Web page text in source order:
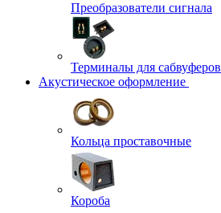
Преобразователи сигнала
Терминалы для сабвуферов
Акустическое оформление
Кольца проставочные
Короба